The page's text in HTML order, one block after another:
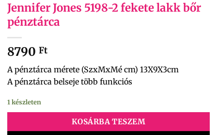
Jennifer Jones 5198-2 fekete lakk bőr
pénztárca
8790 Ft
A pénztárca mérete (SzxMxMé cm) 13X9X3cm
A pénztárca belseje több funkciós
1 készleten
KOSÁRBA TESZEM